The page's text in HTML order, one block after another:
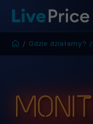
/ Gdzie działamy?